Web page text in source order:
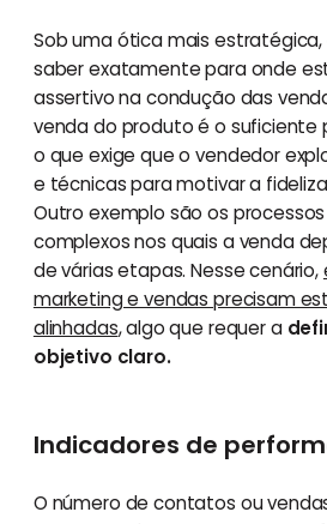
Sob uma ótica mais
saber exatamente para onde
assertivo na condução das
venda do produto é o suficiente
o que exige que o vendedor
e técnicas para motivar a
Outro exemplo são os
complexos nos quais a venda
de várias etapas. Nesse cenário,
marketing e vendas precisam
alinhadas, algo que requer a
objetivo claro.
Indicadores de
O número de contatos ou